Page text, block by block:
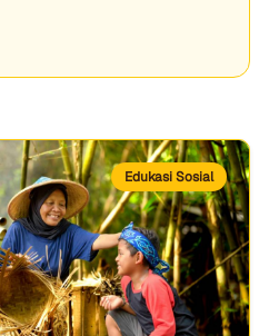
Edukasi Sosial